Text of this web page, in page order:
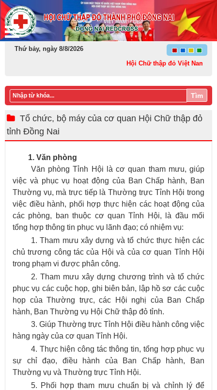
Thứ bảy, ngày 8/8/2026
Hội Chữ thập đỏ Việt Nam: Kết
Tìm
​Tổ chức, bộ máy của cơ q​uan Hội Chữ thập đỏ
tỉnh Đồng Nai
1. Văn phòng
Văn phòng Tỉnh Hội là cơ quan tham mưu, giúp
việc và phục vụ hoạtđộng của Ban Chấp hành, Ban
Thường vụ, mà trực tiếp là Thường trực Tỉnh Hội trong
việc điều hành, phối hợp thực hiện các hoạt động của
các phòng, ban thuộc cơ quan Tỉnh Hội, là đầu mối
tổng hợp thông tin phục vụ lãnh đạo; có nhiệm vụ:
1. Tham mưu xây dựng và tổ chức thực hiện các
chủ trương công tác của Hội và của cơ quan Tỉnh Hội
trong phạm vi được phân công.
2. Tham mưu xây dựng chương trình và tổ chức
phục vụ các cuộc họp, ghi biên bản, lập hồ sơ các cuộc
họp của Thường trực, các Hội nghị của Ban Chấp
hành, Ban Thường vụ Hội Chữ thập đỏ tỉnh.
3. Giúp Thường trực Tỉnh Hội điều hành công việc
hàng ngày của cơ quan Tỉnh Hội.
4. Thực hiện công tác thông tin, tổng hợp phục vụ
sự chỉ đạo, điều hành của Ban Chấp hành, Ban
Thường vụ và Thường trực Tỉnh Hội.
5. Phối hợp tham mưu chuẩn bị và chỉnh lý để